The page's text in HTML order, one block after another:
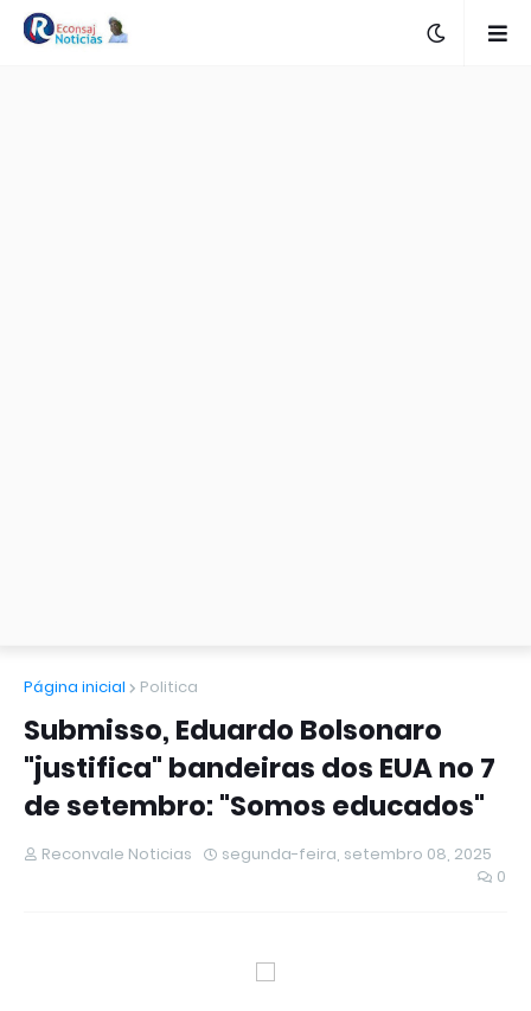
Página inicial Politica
Submisso, Eduardo Bolsonaro
"justifica" bandeiras dos EUA no 7
de setembro: "Somos educados"
Reconvale Noticias
segunda-feira, setembro 08, 2025
0